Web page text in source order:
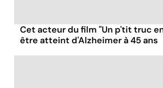
Cet acteur du film "Un p'tit truc
être atteint d'Alzheimer à 45 ans